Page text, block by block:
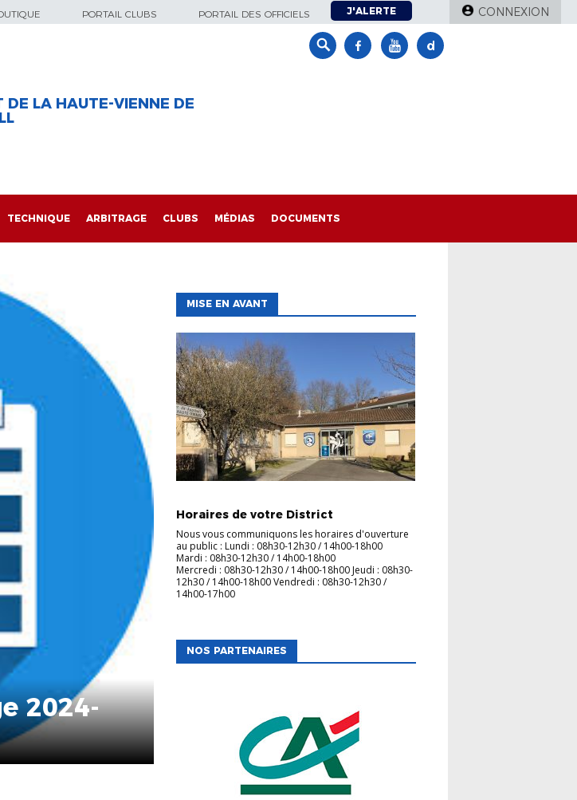
PORTAIL CLUBS PORTAIL DES OFFICIELS J'ALERTE CONNEXION
DE LA HAUTE-VIENNE DE
TECHNIQUE ARBITRAGE CLUBS MÉDIAS DOCUMENTS
2024-
MISE EN AVANT
Horaires de votre District
Nous vous communiquons les horaires d'ouverture
au public : Lundi : 08h30-12h30 / 14h00-18h00
Mardi : 08h30-12h30 / 14h00-18h00
Mercredi : 08h30-12h30 / 14h00-18h00 Jeudi : 08h30-
12h30 / 14h00-18h00 Vendredi : 08h30-12h30 /
14h00-17h00
NOS PARTENAIRES